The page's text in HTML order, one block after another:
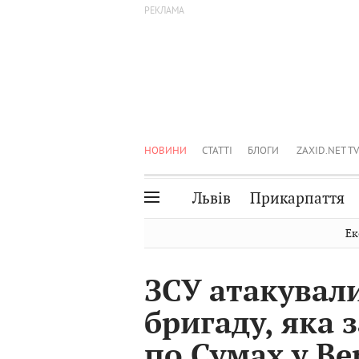
НОВИНИ СТАТТІ БЛОГИ ZAXID.NET TV
Львів Прикарпаття
Волинь
Чернівці
ЗСУ
бригаду, яка